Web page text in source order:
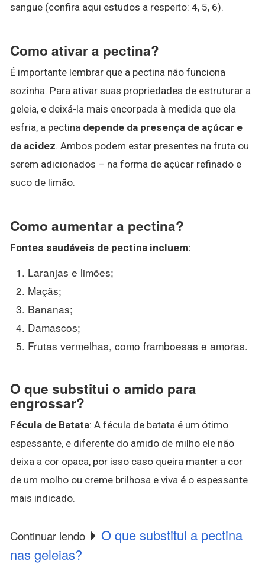
sangue (confira aqui estudos a respeito: 4, 5, 6).
Como ativar a pectina?
É importante lembrar que a pectina não funciona
sozinha. Para ativar suas propriedades de estruturar a
geleia, e deixá-la mais encorpada à medida que ela
esfria, a pectina depende da presença de açúcar e
da acidez. Ambos podem estar presentes na fruta ou
serem adicionados – na forma de açúcar refinado e
suco de limão.
Como aumentar a pectina?
Fontes saudáveis de pectina incluem:
Laranjas e limões;
Maçãs;
Bananas;
Damascos;
Frutas vermelhas, como framboesas e amoras.
O que substitui o amido para
engrossar?
Fécula de Batata: A fécula de batata é um ótimo
espessante, e diferente do amido de milho ele não
deixa a cor opaca, por isso caso queira manter a cor
de um molho ou creme brilhosa e viva é o espessante
mais indicado.
Continuar lendo
O que substitui a pectina
nas geleias?